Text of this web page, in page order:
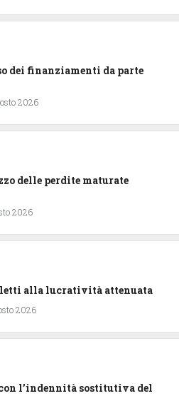
dei finanziamenti da parte
2026
delle perdite maturate
2026
alla lucratività attenuata
2026
l’indennità sostitutiva del